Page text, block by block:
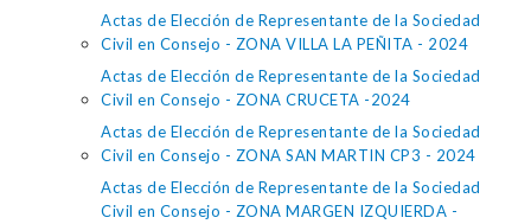
Actas de Elección de Representante de la Sociedad
Civil en Consejo - ZONA VILLA LA PEÑITA - 2024
Actas de Elección de Representante de la Sociedad
Civil en Consejo - ZONA CRUCETA -2024
Actas de Elección de Representante de la Sociedad
Civil en Consejo - ZONA SAN MARTIN CP3 - 2024
Actas de Elección de Representante de la Sociedad
Civil en Consejo - ZONA MARGEN IZQUIERDA -